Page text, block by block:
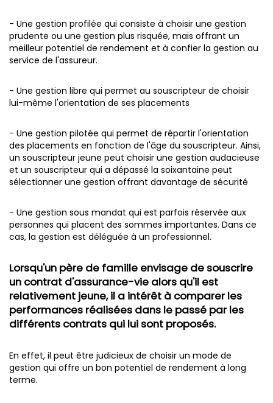
- Une gestion profilée qui consiste à choisir une gestion
prudente ou une gestion plus risquée, mais offrant un
meilleur potentiel de rendement et à confier la gestion au
service de l'assureur.
- Une gestion libre qui permet au souscripteur de choisir
lui-même l'orientation de ses placements
- Une gestion pilotée qui permet de répartir l'orientation
des placements en fonction de l'âge du souscripteur. Ainsi,
un souscripteur jeune peut choisir une gestion audacieuse
et un souscripteur qui a dépassé la soixantaine peut
sélectionner une gestion offrant davantage de sécurité
- Une gestion sous mandat qui est parfois réservée aux
personnes qui placent des sommes importantes. Dans ce
cas, la gestion est déléguée à un professionnel.
Lorsqu'un père de famille envisage de souscrire
un contrat d'assurance-vie alors qu'il est
relativement jeune, il a intérêt à comparer les
performances réalisées dans le passé par les
différents contrats qui lui sont proposés.
En effet, il peut être judicieux de choisir un mode de
gestion qui offre un bon potentiel de rendement à long
terme.